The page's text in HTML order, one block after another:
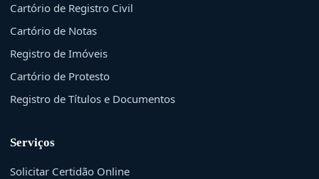
Cartório de Registro Civil
Cartório de Notas
Registro de Imóveis
Cartório de Protesto
Registro de Títulos e Documentos
Serviços
Solicitar Certidão Online